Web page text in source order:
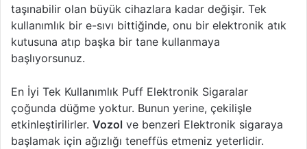
taşınabilir olan büyük cihazlara kadar değişir. Tek
kullanımlık bir e-sıvı bittiğinde, onu bir elektronik atık
kutusuna atıp başka bir tane kullanmaya
başlıyorsunuz.
En İyi Tek Kullanımlık Puff Elektronik Sigaralar
çoğunda düğme yoktur. Bunun yerine, çekilişle
etkinleştirilirler. Vozol ve benzeri Elektronik sigaraya
başlamak için ağızlığı teneffüs etmeniz yeterlidir.